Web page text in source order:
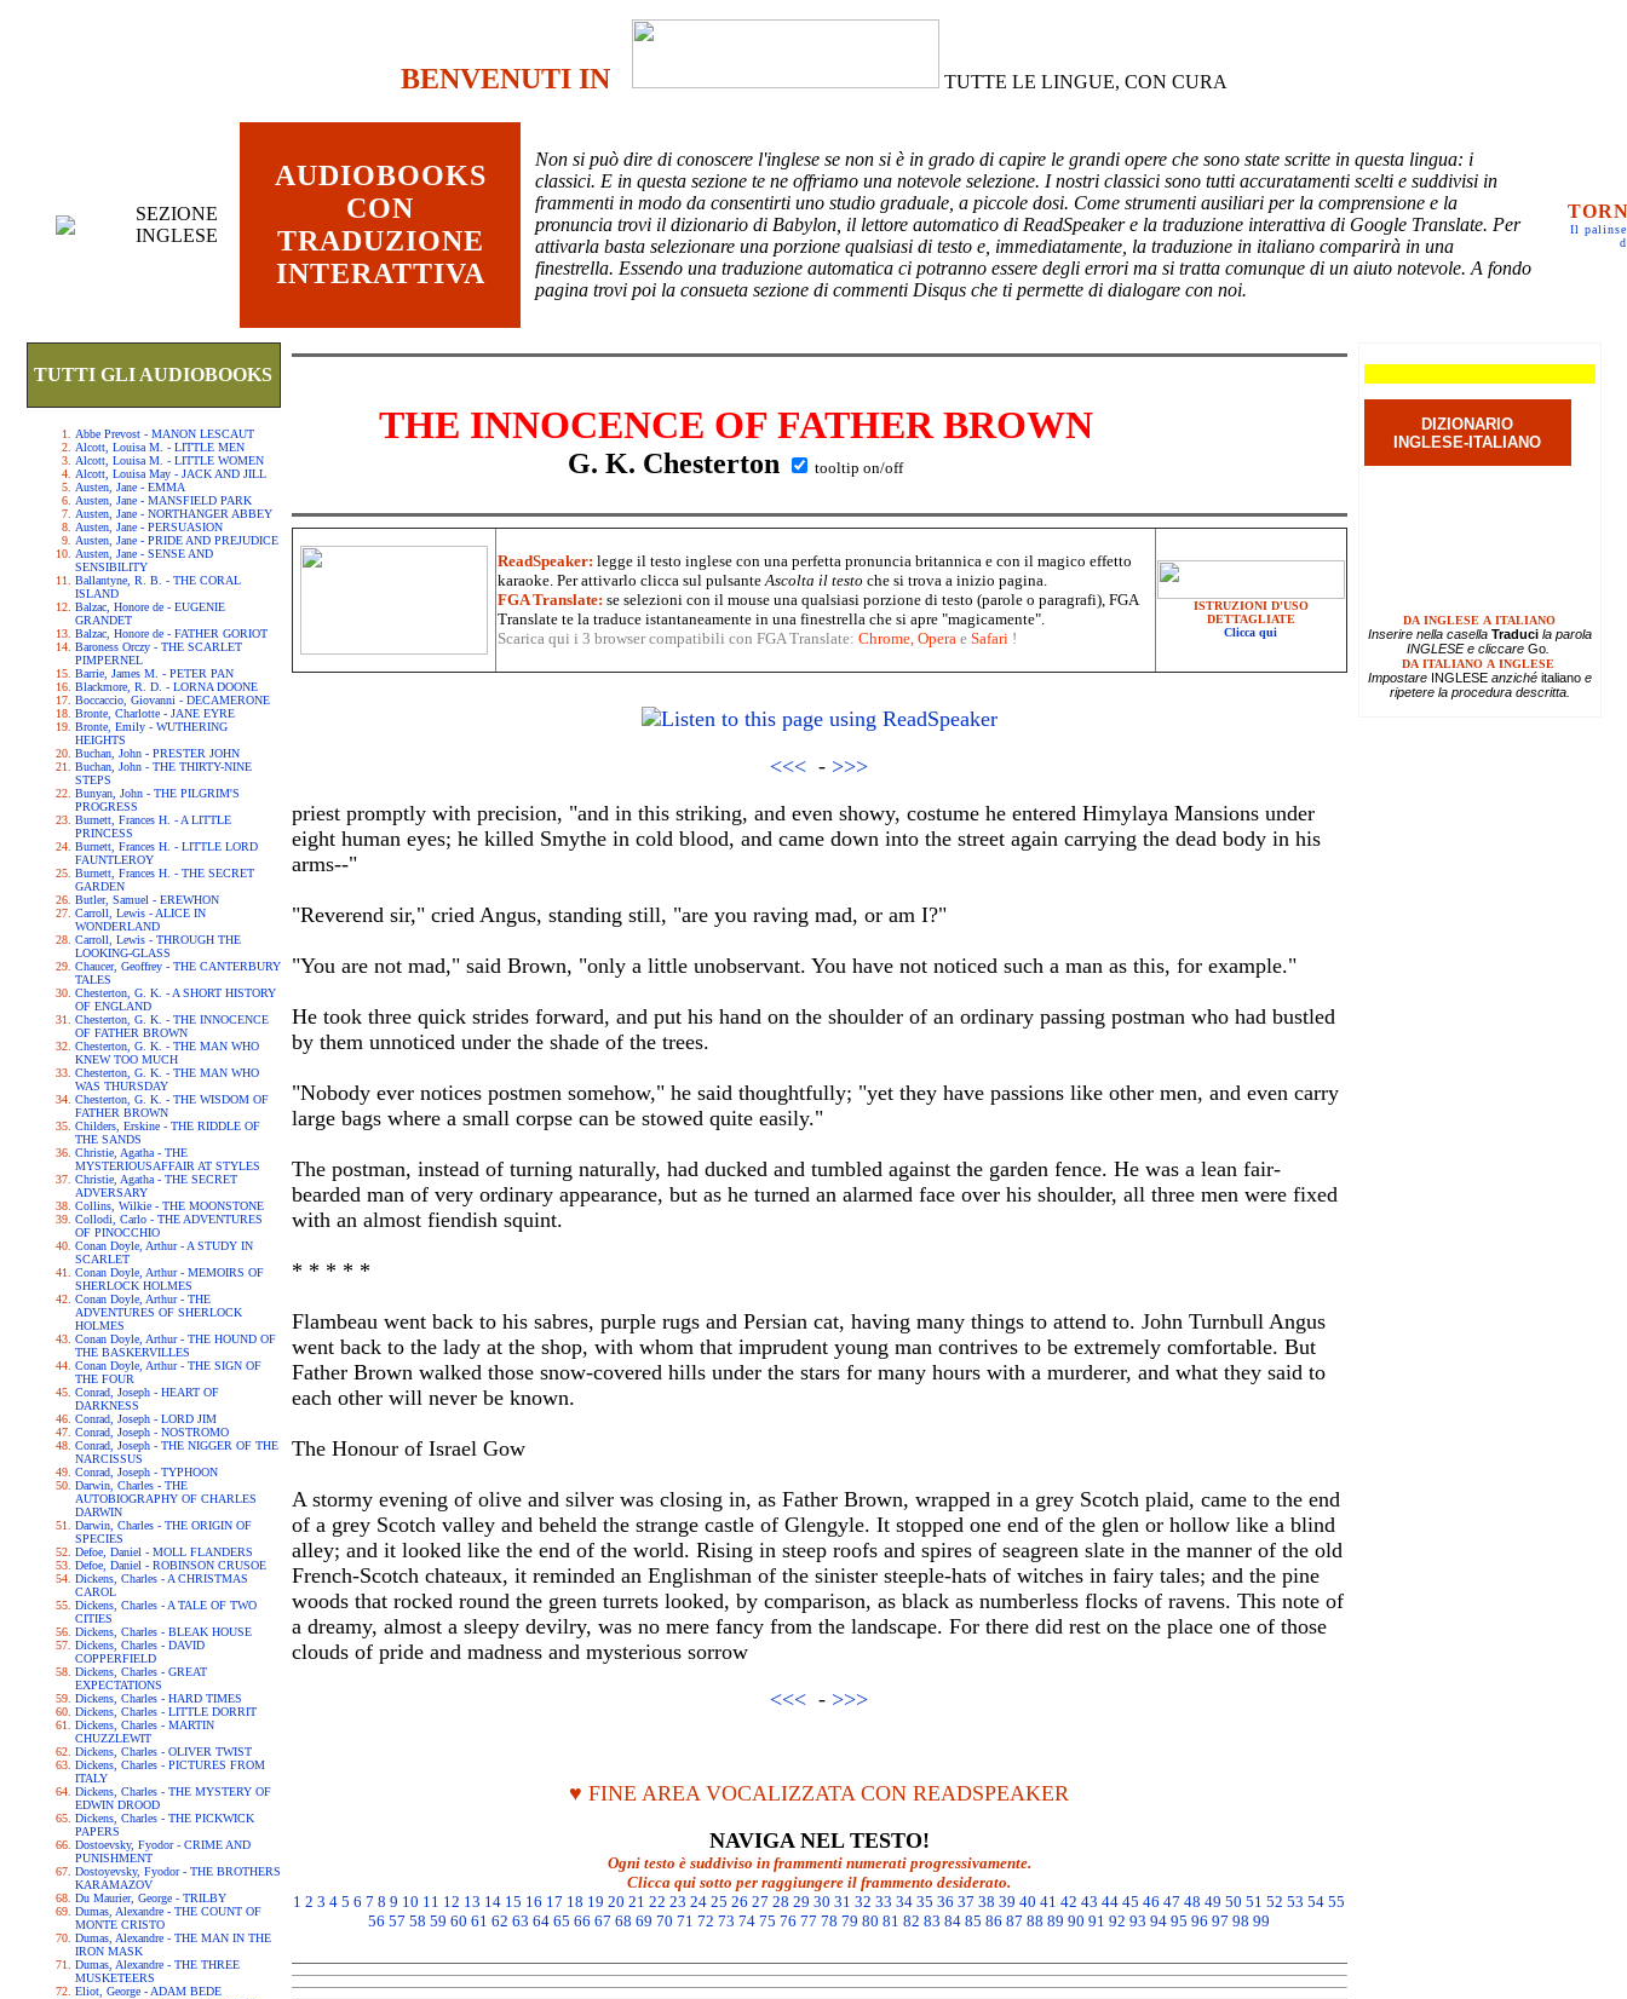
BENVENUTI IN TUTTE LE LINGUE, CON CURA
SEZIONE
INGLESE
AUDIOBOOKS
CON
TRADUZIONE
INTERATTIVA
Non si può dire di conoscere l'inglese se non si è in grado di capire le grandi opere che sono state scritte in questa lingua: i
classici. E in questa sezione te ne offriamo una notevole selezione. I nostri classici sono tutti accuratamenti scelti e suddivisi in
frammenti in modo da consentirti uno studio graduale, a piccole dosi. Come strumenti ausiliari per la comprensione e la
pronuncia trovi il dizionario di Babylon, il lettore automatico di ReadSpeaker e la traduzione interattiva di Google Translate. Per
attivarla basta selezionare una porzione qualsiasi di testo e, immediatamente, la traduzione in italiano comparirà in una
finestrella. Essendo una traduzione automatica ci potranno essere degli errori ma si tratta comunque di un aiuto notevole. A fondo
pagina trovi poi la consueta sezione di commenti Disqus che ti permette di dialogare con noi.
Il
TUTTI GLI AUDIOBOOKS
Abbe Prevost - MANON LESCAUT
Alcott, Louisa M. - LITTLE MEN
Alcott, Louisa M. - LITTLE WOMEN
Alcott, Louisa May - JACK AND JILL
Austen, Jane - EMMA
Austen, Jane - MANSFIELD PARK
Austen, Jane - NORTHANGER ABBEY
Austen, Jane - PERSUASION
Austen, Jane - PRIDE AND PREJUDICE
Austen, Jane - SENSE AND
SENSIBILITY
Ballantyne, R. B. - THE CORAL
ISLAND
Balzac, Honore de - EUGENIE
GRANDET
Balzac, Honore de - FATHER GORIOT
Baroness Orczy - THE SCARLET
PIMPERNEL
Barrie, James M. - PETER PAN
Blackmore, R. D. - LORNA DOONE
Boccaccio, Giovanni - DECAMERONE
Bronte, Charlotte - JANE EYRE
Bronte, Emily - WUTHERING
HEIGHTS
Buchan, John - PRESTER JOHN
Buchan, John - THE THIRTY-NINE
STEPS
Bunyan, John - THE PILGRIM'S
PROGRESS
Burnett, Frances H. - A LITTLE
PRINCESS
Burnett, Frances H. - LITTLE LORD
FAUNTLEROY
Burnett, Frances H. - THE SECRET
GARDEN
Butler, Samuel - EREWHON
Carroll, Lewis - ALICE IN
WONDERLAND
Carroll, Lewis - THROUGH THE
LOOKING-GLASS
Chaucer, Geoffrey - THE CANTERBURY
TALES
Chesterton, G. K. - A SHORT HISTORY
OF ENGLAND
Chesterton, G. K. - THE INNOCENCE
OF FATHER BROWN
Chesterton, G. K. - THE MAN WHO
KNEW TOO MUCH
Chesterton, G. K. - THE MAN WHO
WAS THURSDAY
Chesterton, G. K. - THE WISDOM OF
FATHER BROWN
Childers, Erskine - THE RIDDLE OF
THE SANDS
Christie, Agatha - THE
MYSTERIOUSAFFAIR AT STYLES
Christie, Agatha - THE SECRET
ADVERSARY
Collins, Wilkie - THE MOONSTONE
Collodi, Carlo - THE ADVENTURES
OF PINOCCHIO
Conan Doyle, Arthur - A STUDY IN
SCARLET
Conan Doyle, Arthur - MEMOIRS OF
SHERLOCK HOLMES
Conan Doyle, Arthur - THE
ADVENTURES OF SHERLOCK
HOLMES
Conan Doyle, Arthur - THE HOUND OF
THE BASKERVILLES
Conan Doyle, Arthur - THE SIGN OF
THE FOUR
Conrad, Joseph - HEART OF
DARKNESS
Conrad, Joseph - LORD JIM
Conrad, Joseph - NOSTROMO
Conrad, Joseph - THE NIGGER OF THE
NARCISSUS
Conrad, Joseph - TYPHOON
Darwin, Charles - THE
AUTOBIOGRAPHY OF CHARLES
DARWIN
Darwin, Charles - THE ORIGIN OF
SPECIES
Defoe, Daniel - MOLL FLANDERS
Defoe, Daniel - ROBINSON CRUSOE
Dickens, Charles - A CHRISTMAS
CAROL
Dickens, Charles - A TALE OF TWO
CITIES
Dickens, Charles - BLEAK HOUSE
Dickens, Charles - DAVID
COPPERFIELD
Dickens, Charles - GREAT
EXPECTATIONS
Dickens, Charles - HARD TIMES
Dickens, Charles - LITTLE DORRIT
Dickens, Charles - MARTIN
CHUZZLEWIT
Dickens, Charles - OLIVER TWIST
Dickens, Charles - PICTURES FROM
ITALY
Dickens, Charles - THE MYSTERY OF
EDWIN DROOD
Dickens, Charles - THE PICKWICK
PAPERS
Dostoevsky, Fyodor - CRIME AND
PUNISHMENT
Dostoyevsky, Fyodor - THE BROTHERS
KARAMAZOV
Du Maurier, George - TRILBY
Dumas, Alexandre - THE COUNT OF
MONTE CRISTO
Dumas, Alexandre - THE MAN IN THE
IRON MASK
Dumas, Alexandre - THE THREE
MUSKETEERS
Eliot, George - ADAM BEDE
THE INNOCENCE OF FATHER BROWN
G. K. Chesterton tooltip on/off
ReadSpeaker: legge il testo inglese con una perfetta pronuncia britannica e con il magico effetto
karaoke. Per attivarlo clicca sul pulsanteAscolta il testo che si trova a inizio pagina.
FGA Translate: se selezioni con il mouse una qualsiasi porzione di testo (parole o paragrafi), FGA
Translate te la traduce istantaneamente in una finestrella che si apre "magicamente".
Scarica qui i 3 browser compatibili con FGA Translate: Chrome, Operae Safari !
ISTRUZIONI D'USO
DETTAGLIATE
Clicca qui
<<< - >>>
priest promptly with precision, "and in this striking, and even showy, costume he entered Himylaya Mansions under
eight human eyes; he killed Smythe in cold blood, and came down into the street again carrying the dead body in his
arms--"
"Reverend sir," cried Angus, standing still, "are you raving mad, or am I?"
"You are not mad," said Brown, "only a little unobservant. You have not noticed such a man as this, for example."
He took three quick strides forward, and put his hand on the shoulder of an ordinary passing postman who had bustled
by them unnoticed under the shade of the trees.
"Nobody ever notices postmen somehow," he said thoughtfully; "yet they have passions like other men, and even carry
large bags where a small corpse can be stowed quite easily."
The postman, instead of turning naturally, had ducked and tumbled against the garden fence. He was a lean fair-
bearded man of very ordinary appearance, but as he turned an alarmed face over his shoulder, all three men were fixed
with an almost fiendish squint.
* * * * *
Flambeau went back to his sabres, purple rugs and Persian cat, having many things to attend to. John Turnbull Angus
went back to the lady at the shop, with whom that imprudent young man contrives to be extremely comfortable. But
Father Brown walked those snow-covered hills under the stars for many hours with a murderer, and what they said to
each other will never be known.
The Honour of Israel Gow
A stormy evening of olive and silver was closing in, as Father Brown, wrapped in a grey Scotch plaid, came to the end
of a grey Scotch valley and beheld the strange castle of Glengyle. It stopped one end of the glen or hollow like a blind
alley; and it looked like the end of the world. Rising in steep roofs and spires of seagreen slate in the manner of the old
French-Scotch chateaux, it reminded an Englishman of the sinister steeple-hats of witches in fairy tales; and the pine
woods that rocked round the green turrets looked, by comparison, as black as numberless flocks of ravens. This note of
a dreamy, almost a sleepy devilry, was no mere fancy from the landscape. For there did rest on the place one of those
clouds of pride and madness and mysterious sorrow
<<< - >>>
♥ FINE AREA VOCALIZZATA CON READSPEAKER
NAVIGA NEL TESTO!
Ogni testo è suddiviso in frammenti numerati progressivamente.
Clicca qui sotto per raggiungere il frammento desiderato.
1 2 3 4 5 6 7 8 9 10 11 12 13 14 15 16 17 18 19 20 21 22 23 24 25 26 27 28 29 30 31 32 33 34 35 36 37 38 39 40 41 42 43 44 45 46 47 48 49 50 51 52 53 54 55
56 57 58 59 60 61 62 63 64 65 66 67 68 69 70 71 72 73 74 75 76 77 78 79 80 81 82 83 84 85 86 87 88 89 90 91 92 93 94 95 96 97 98 99
DIZIONARIO
INGLESE-ITALIANO
DA INGLESE A ITALIANO
Inserire nella casella Traducila parola
INGLESE e cliccare Go.
DA ITALIANO A INGLESE
Impostare INGLESEanziché italianoe
ripetere la procedura descritta.